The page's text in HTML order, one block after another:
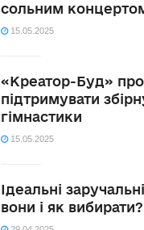
сольним
15.05.2025
«Креатор-Буд»
підтримувати
гімнастики
15.05.2025
Ідеальні
вони і як вибирати?